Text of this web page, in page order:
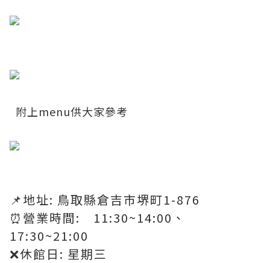
​ 附上menu供大家參考
📌地址: 鳥取縣倉吉市堺町1-876
⏰營業時間: 11:30~14:00、
17:30~21:00
❌休館日: 星期三